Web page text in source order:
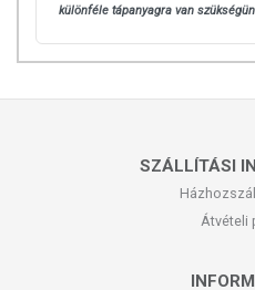
különféle tápanyagra van
SZÁLLÍTÁSI
Átvételi